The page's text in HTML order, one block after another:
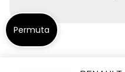
Permuta